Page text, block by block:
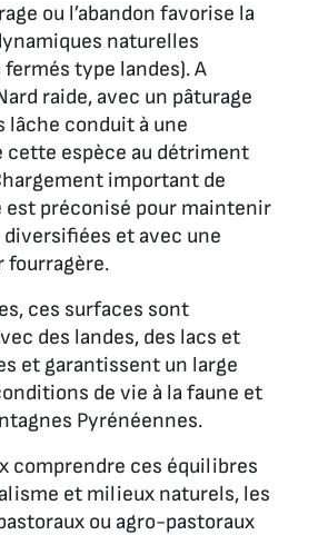
ou l’abandon favorise la
naturelles
type landes). A
raide, avec un pâturage
lâche conduit à une
cette espèce au détriment
important de
est préconisé pour maintenir
diversifiées et avec une
fourragère.
ces surfaces sont
des landes, des lacs et
et garantissent un large
de vie à la faune et
Pyrénéennes.
comprendre ces équilibres
et milieux naturels, les
ou agro-pastoraux